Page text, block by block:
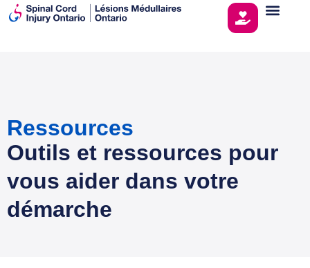
Ressources
Outils et ressources pour
vous aider dans votre
démarche